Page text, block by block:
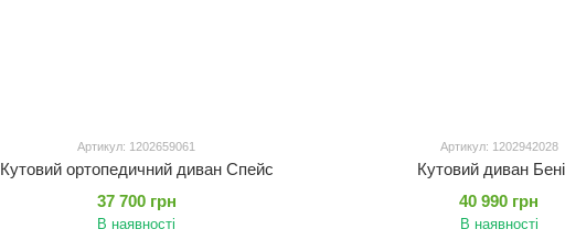
Артикул: 1202659061
Кутовий ортопедичний диван Спейс
37 700 грн
В наявності
Артикул: 1202942028
Кутовий диван
40 990 грн
В наявності